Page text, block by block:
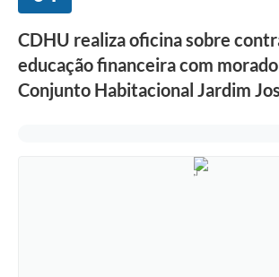
CDHU realiza oficina sobre
educação financeira com
Conjunto Habitacional Jardim